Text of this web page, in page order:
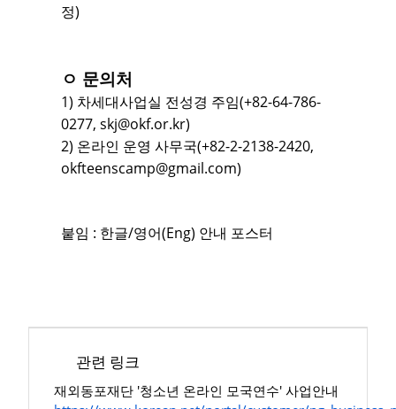
정)
ㅇ 문의처
1) 차세대사업실 전성경 주임(+82-64-786-
0277, skj@okf.or.kr)
2) 온라인 운영 사무국(+82-2-2138-2420,
okfteenscamp@gmail.com)
붙임 : 한글/영어(Eng) 안내 포스터
관련 링크
재외동포재단 '청소년 온라인 모국연수' 사업안내